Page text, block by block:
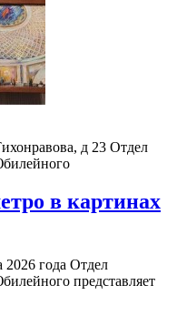
д 23 Отдел
в картинах
2026 года Отдел
представляет